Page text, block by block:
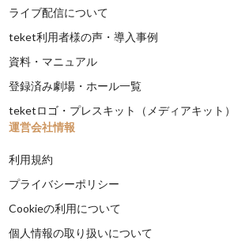
ライブ配信について
teket利用者様の声・導入事例
資料・マニュアル
登録済み劇場・ホール一覧
teketロゴ・プレスキット（メディアキット）
運営会社情報
利用規約
プライバシーポリシー
Cookieの利用について
個人情報の取り扱いについて